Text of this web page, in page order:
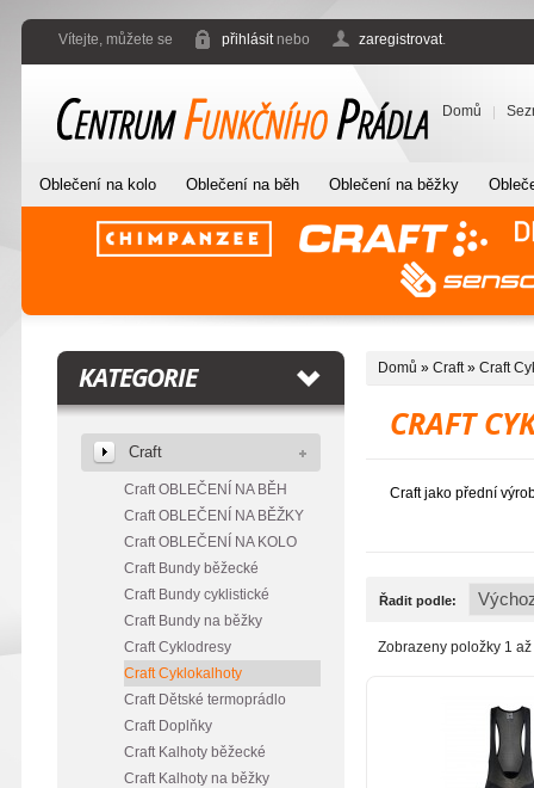
Vítejte, můžete se přihlásitnebo zaregistrovat.
Domů
Oblečení na kolo Oblečení na běh Oblečení na běžky
KATEGORIE
Craft
Craft OBLEČENÍ NA BĚH
Craft OBLEČENÍ NA BĚŽKY
Craft OBLEČENÍ NA KOLO
Craft Bundy běžecké
Craft Bundy cyklistické
Craft Bundy na běžky
Craft Cyklodresy
Craft Cyklokalhoty
Craft Dětské termoprádlo
Craft Doplňky
Craft Kalhoty běžecké
Craft Kalhoty na běžky
Domů » Craft» Craft
CRAFT
Craft jako přední
Řadit podle:
Zobrazeny položky 1